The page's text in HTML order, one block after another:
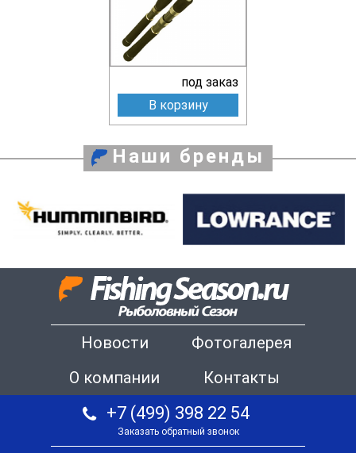
под заказ
В корзину
Наши бренды
Новости
Фотогалерея
О компании
Контакты
+7 (499) 398 22 54
Заказать обратный звонок